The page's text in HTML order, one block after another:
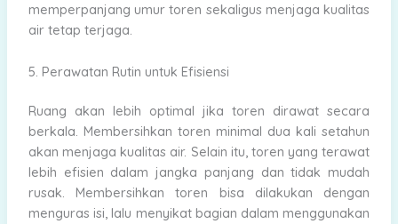
memperpanjang umur toren sekaligus menjaga kualitas
air tetap terjaga.
5. Perawatan Rutin untuk Efisiensi
Ruang akan lebih optimal jika toren dirawat secara
berkala. Membersihkan toren minimal dua kali setahun
akan menjaga kualitas air. Selain itu, toren yang terawat
lebih efisien dalam jangka panjang dan tidak mudah
rusak. Membersihkan toren bisa dilakukan dengan
menguras isi, lalu menyikat bagian dalam menggunakan